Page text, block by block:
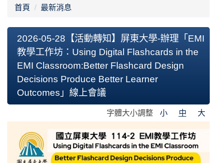
首頁 最新消息
2026-05-28【活動轉知】屏東大學-辦理「EMI
教學工作坊：Using Digital Flashcards in the
EMI Classroom:Better Flashcard Design
Decisions Produce Better Learner
Outcomes」線上會議
字體大小調整 小 中 大